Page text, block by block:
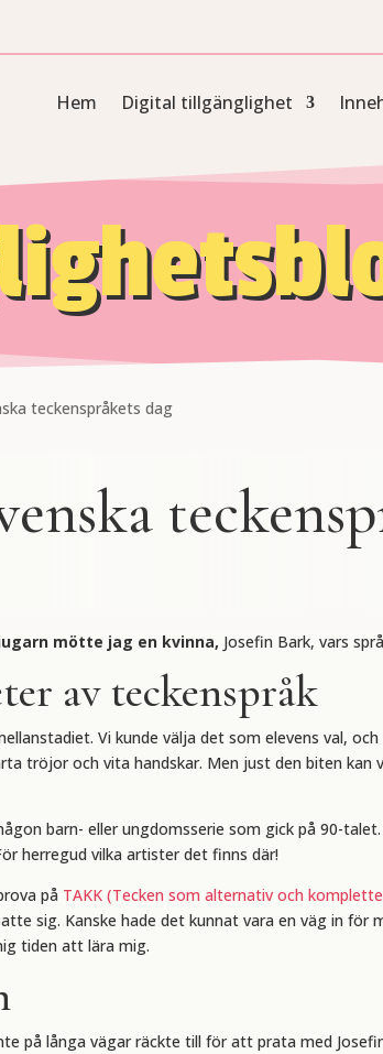
Hem Digital tillgänglighet
teckenspråkets dag
mötte jag en kvinna, Josefin Bark, vars
av teckenspråk
Vi kunde välja det som elevens val,
tröjor och vita handskar. Men just den biten kan
barn- eller ungdomsserie som gick på 90-
herregud vilka artister det finns där!
på TAKK (Tecken som alternativ och
sig. Kanske hade det kunnat vara en väg in
tiden att lära mig.
på långa vägar räckte till för att prata med